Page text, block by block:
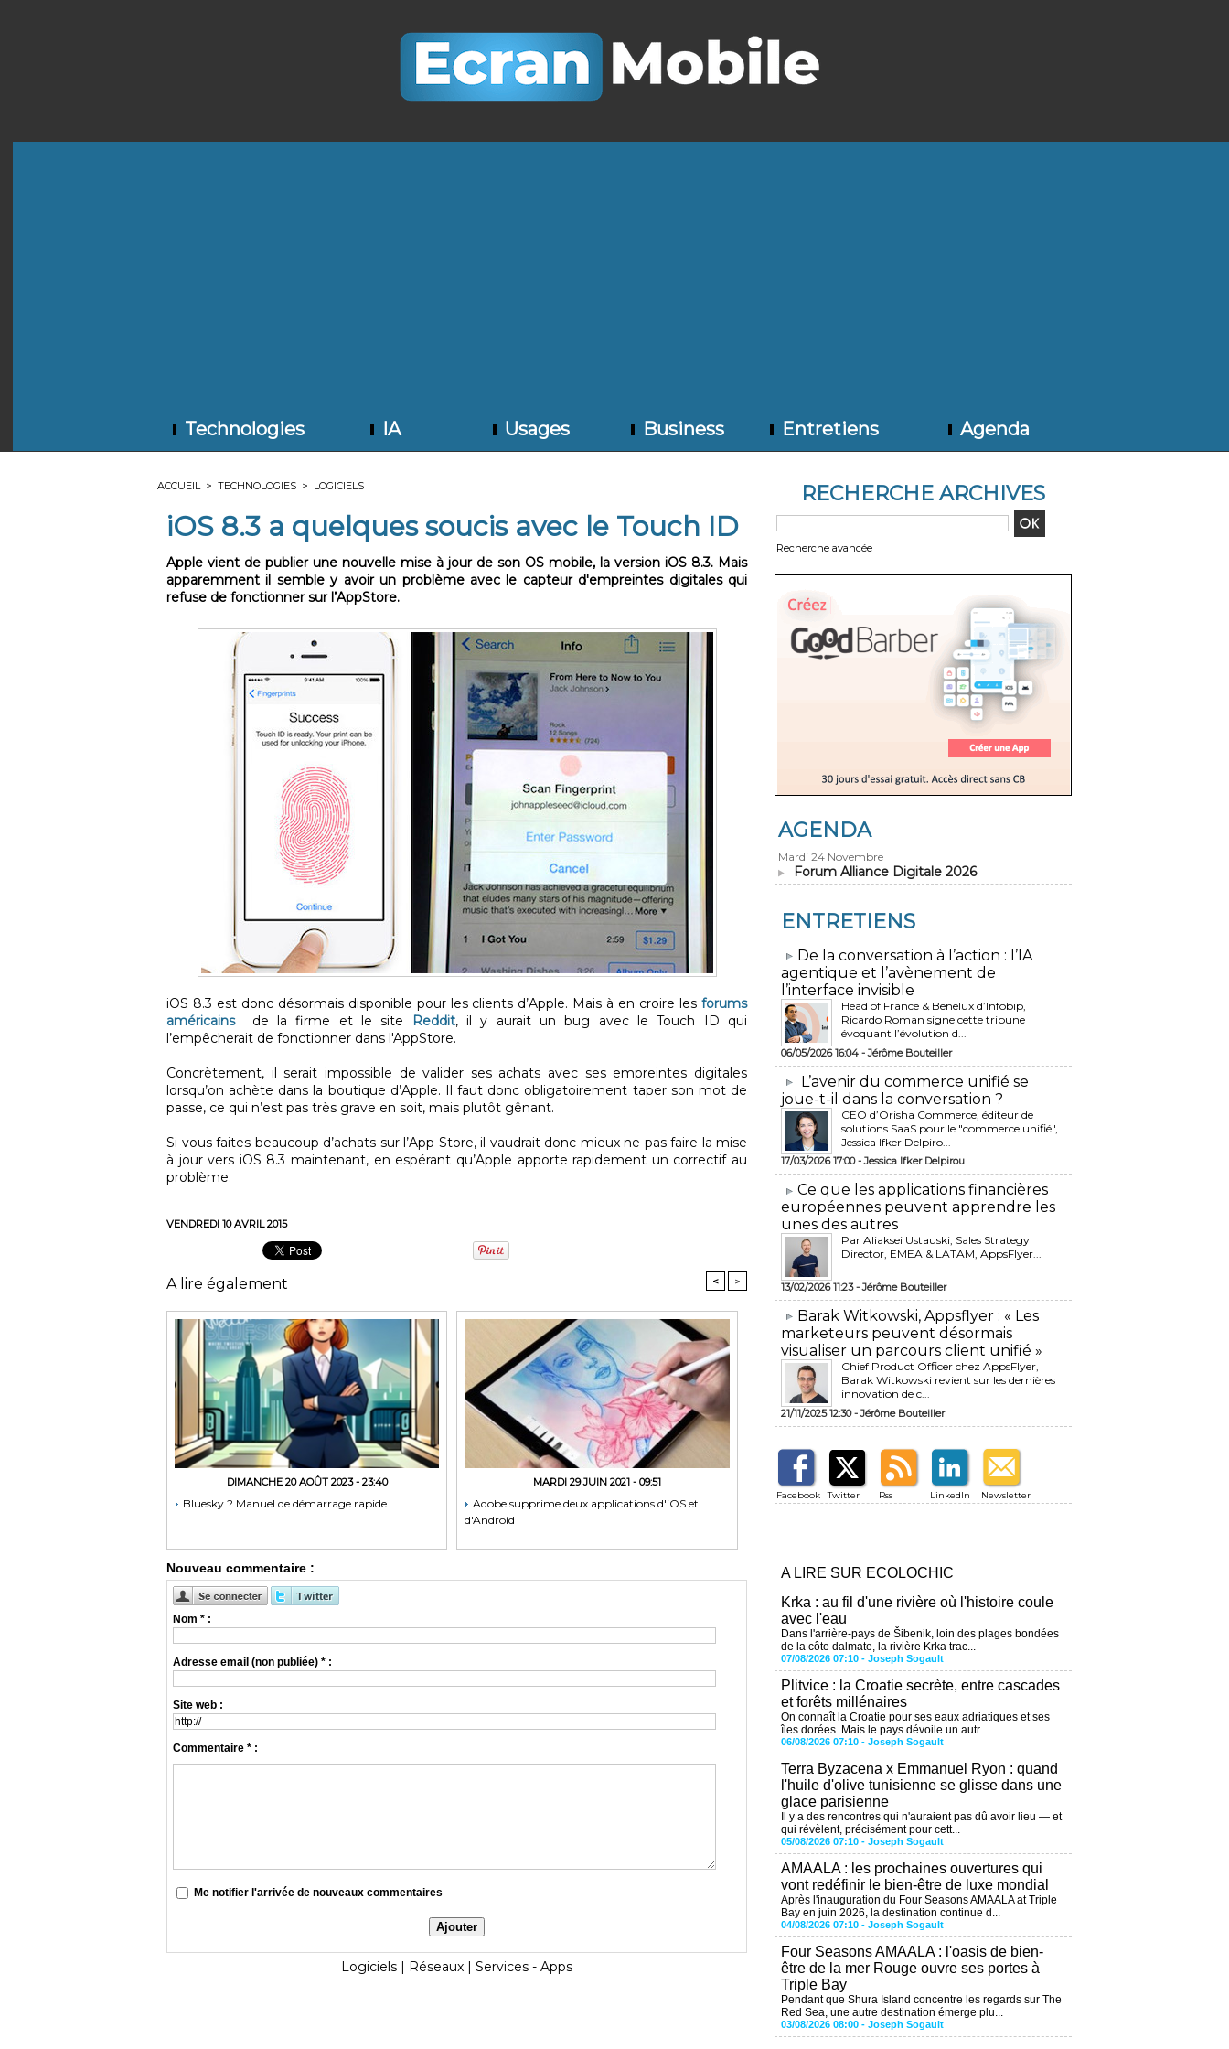
Technologies IA Usages Business Entretiens Agenda
ACCUEIL > TECHNOLOGIES > LOGICIELS
iOS 8.3 a quelques soucis avec le Touch ID
Apple vient de publier une nouvelle mise à jour de son OS mobile, la version iOS 8.3. Mais
apparemment il semble y avoir un problème avec le capteur d'empreintes digitales qui
refuse de fonctionner sur l’AppStore.
iOS 8.3 est donc désormais disponible pour les clients d’Apple. Mais à en croire les forums
américainsde la firme et le site Reddit, il y aurait un bug avec le Touch ID qui
l’empêcherait de fonctionner dans l'AppStore.
Concrètement, il serait impossible de valider ses achats avec ses empreintes digitales
lorsqu’on achète dans la boutique d’Apple. Il faut donc obligatoirement taper son mot de
passe, ce qui n’est pas très grave en soit, mais plutôt gênant.
Si vous faites beaucoup d’achats sur l’App Store, il vaudrait donc mieux ne pas faire la mise
à jour vers iOS 8.3 maintenant, en espérant qu’Apple apporte rapidement un correctif au
problème.
VENDREDI 10 AVRIL 2015
A lire également < >
DIMANCHE 20 AOÛT 2023 - 23:40
Bluesky ? Manuel de démarrage rapide
MARDI 29 JUIN 2021 - 09:51
Adobe supprime deux applications d'iOS et
d'Android
Nouveau commentaire :
Nom * :
Adresse email (non publiée) * :
Site web :
Commentaire * :
Me notifier l'arrivée de nouveaux commentaires
Logiciels | Réseaux | Services - Apps
RECHERCHE ARCHIVES
Recherche avancée
AGENDA
Mardi 24 Novembre
Forum Alliance Digitale 2026
ENTRETIENS
​De la conversation à l’action : l’IA
agentique et l’avènement de
l’interface invisible
Head of France & Benelux d’Infobip,
Ricardo Roman signe cette tribune
évoquant l’évolution d...
06/05/2026 16:04 -Jérôme Bouteiller
L’avenir du commerce unifié se
joue-t-il dans la conversation ?
CEO d’Orisha Commerce, éditeur de
solutions SaaS pour le "commerce unifié",
Jessica Ifker Delpiro...
17/03/2026 17:00 -Jessica Ifker Delpirou
​Ce que les applications financières
européennes peuvent apprendre les
unes des autres
Par Aliaksei Ustauski, Sales Strategy
Director, EMEA & LATAM, AppsFlyer...
13/02/2026 11:23 -Jérôme Bouteiller
​Barak Witkowski, Appsflyer : « Les
marketeurs peuvent désormais
visualiser un parcours client unifié »
Chief Product Officer chez AppsFlyer, ​
Barak Witkowski revient sur les dernières
innovation de c...
21/11/2025 12:30 -Jérôme Bouteiller
Facebook Twitter Rss LinkedIn Newsletter
A LIRE SUR ECOLOCHIC
Krka : au fil d'une rivière où l'histoire coule
avec l'eau
Dans l'arrière-pays de Šibenik, loin des plages bondées
de la côte dalmate, la rivière Krka trac...
07/08/2026 07:10 - Joseph Sogault
Plitvice : la Croatie secrète, entre cascades
et forêts millénaires
On connaît la Croatie pour ses eaux adriatiques et ses
îles dorées. Mais le pays dévoile un autr...
06/08/2026 07:10 - Joseph Sogault
Terra Byzacena x Emmanuel Ryon : quand
l'huile d'olive tunisienne se glisse dans une
glace parisienne
Il y a des rencontres qui n'auraient pas dû avoir lieu — et
qui révèlent, précisément pour cett...
05/08/2026 07:10 - Joseph Sogault
AMAALA : les prochaines ouvertures qui
vont redéfinir le bien-être de luxe mondial
Après l'inauguration du Four Seasons AMAALA at Triple
Bay en juin 2026, la destination continue d...
04/08/2026 07:10 - Joseph Sogault
Four Seasons AMAALA : l'oasis de bien-
être de la mer Rouge ouvre ses portes à
Triple Bay
Pendant que Shura Island concentre les regards sur The
Red Sea, une autre destination émerge plu...
03/08/2026 08:00 - Joseph Sogault